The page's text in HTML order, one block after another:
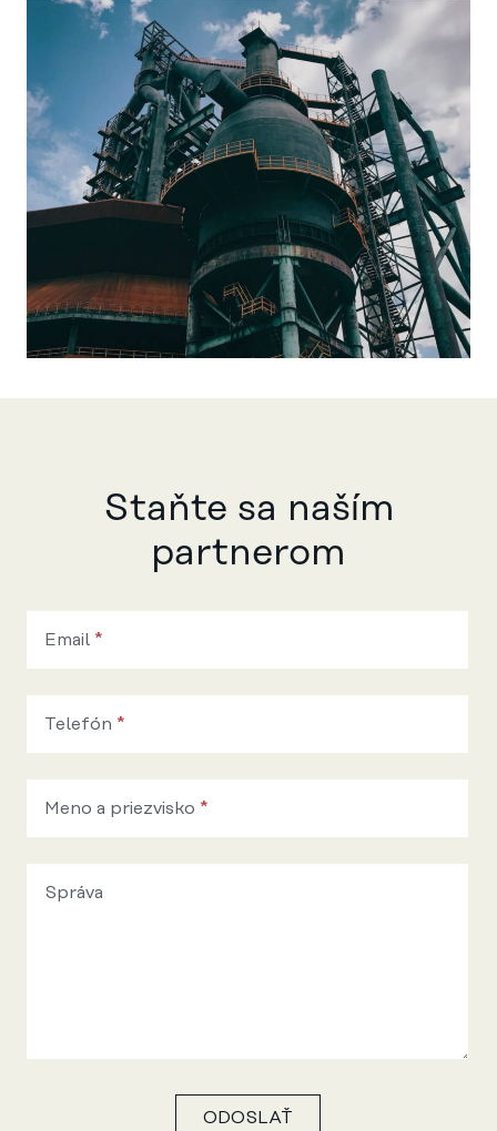
Staňte sa naším
partnerom
potrebujete
poradiť?
Email *
Telefón *
Meno a priezvisko *
Správa
ODOSLAŤ